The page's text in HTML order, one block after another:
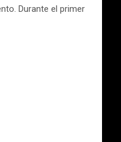
Durante el primer